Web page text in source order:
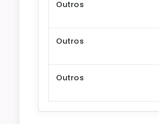
Outros
Outros
Outros